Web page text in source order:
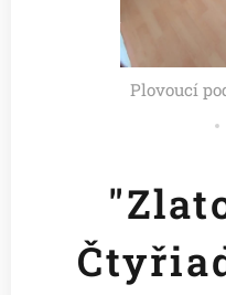
Plovoucí